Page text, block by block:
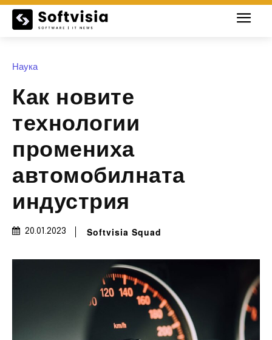
Наука
Как новите
технологии
промениха
автомобилната
индустрия
20.01.2023 Softvisia Squad